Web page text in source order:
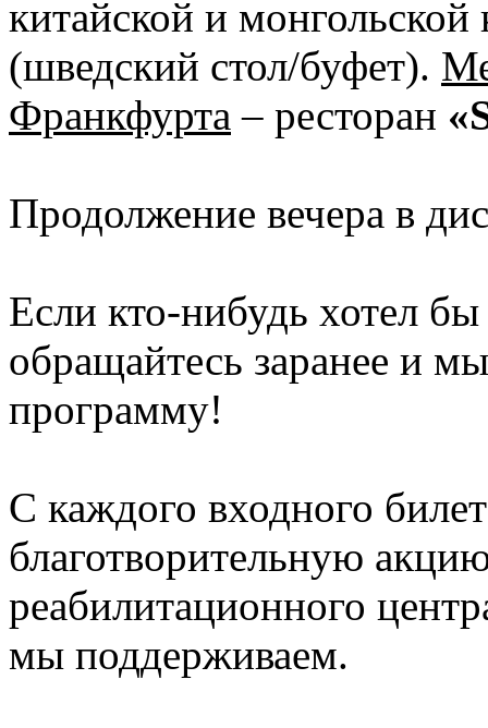
китайской и
(шведский стол/буфет).
Франкфурта – ресторан
Продолжение вечера в
Если кто-нибудь хотел
обращайтесь заранее и
программу!
С каждого входного
благотворительную
реабилитационного
мы поддерживаем.